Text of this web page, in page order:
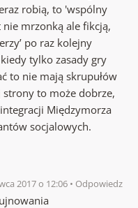
robią, to 'wspólny
mrzonką ale fikcją,
po raz kolejny
tylko zasady gry
to nie mają skrupułów
strony to może dobrze,
Międzymorza
socjalowych.
2017 o 12:06 Odpowiedz